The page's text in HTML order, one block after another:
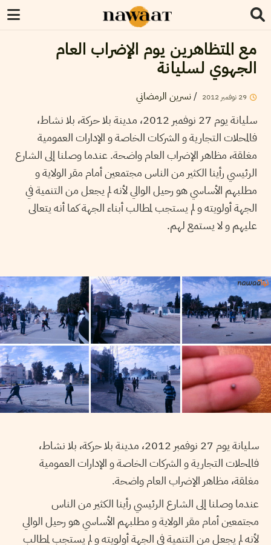
مع المتظاهرين يوم الإضراب العام
الجهوي لسليانة
29 نوفمبر 2012
/نسرين الرمضاني
سليانة يوم 27 نوفمبر 2012، مدينة بلا حركة، بلا نشاط،
فالمحلات التجارية و الشركات الخاصة و الإدارات العمومية
مغلقة، مظاهر الإضراب العام واضحة. عندما وصلنا إلى الشارع
الرئيسي رأينا الكثير من الناس مجتمعين أمام مقر الولاية و
مطلبهم الأساسي هو رحيل الوالي لأنه لم يجعل من التنمية في
الجهة أولويته و لم يستجب لمطالب أبناء الجهة كما أنه يتعالى
عليهم و لا يستمع لهم.
سليانة يوم 27 نوفمبر 2012، مدينة بلا حركة، بلا نشاط،
فالمحلات التجارية و الشركات الخاصة و الإدارات العمومية
مغلقة، مظاهر الإضراب العام واضحة.
عندما وصلنا إلى الشارع الرئيسي رأينا الكثير من الناس
مجتمعين أمام مقر الولاية و مطلبهم الأساسي هو رحيل الوالي
لأنه لم يجعل من التنمية في الجهة أولويته و لم يستجب لمطالب